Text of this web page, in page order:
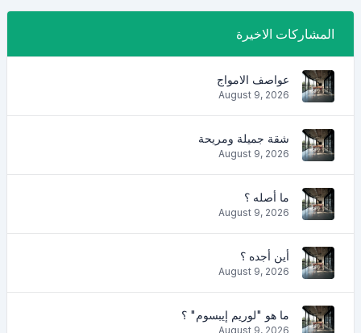
المشاركات الاخيرة
عواصف الامواج
August 9, 2026
شقة جميلة ومريحة
August 9, 2026
ما أصله ؟
August 9, 2026
أين أجده ؟
August 9, 2026
ما هو "لوريم إيبسوم" ؟
August 9, 2026